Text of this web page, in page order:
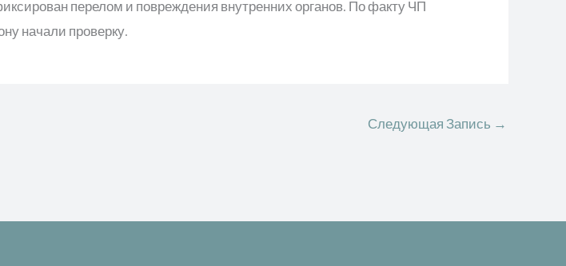
перелом и повреждения внутренних органов. По факту ЧП
начали проверку.
Следующая Запись →